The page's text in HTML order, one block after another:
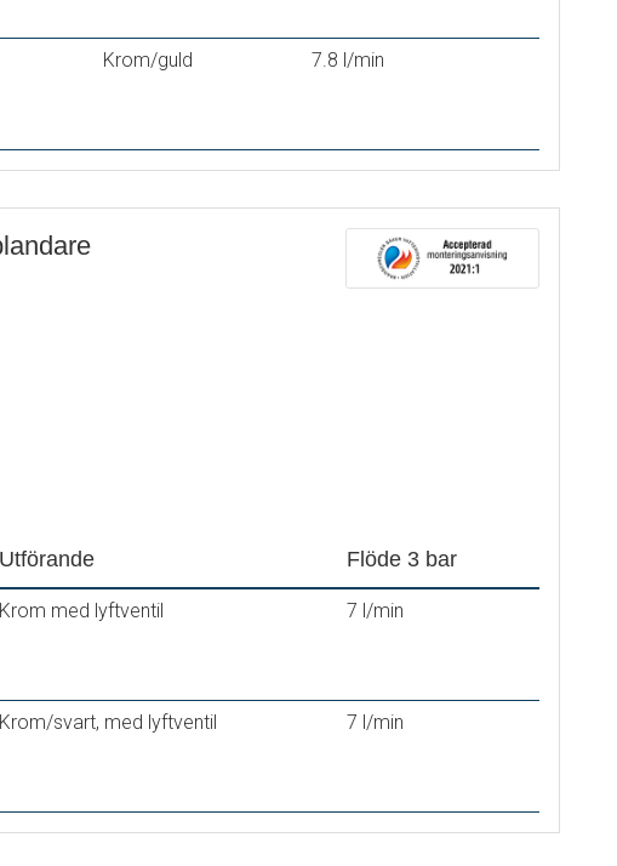
Krom/guld 7.8 l/min
Soft PEX
Utförande Flöde 3 bar
Krom med lyftventil 7 l/min
Krom/svart, med lyftventil 7 l/min